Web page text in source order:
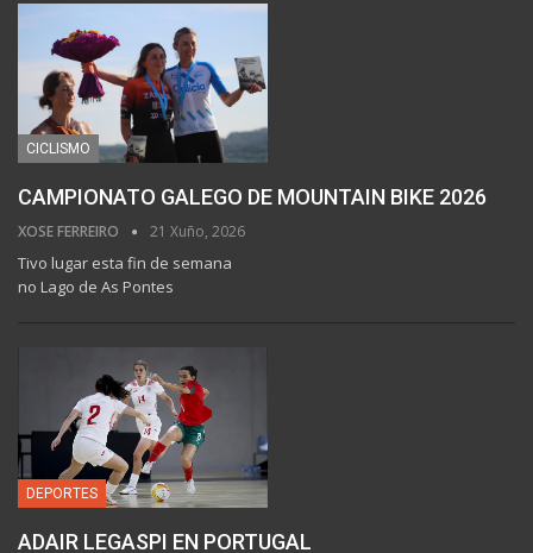
CICLISMO
CAMPIONATO GALEGO DE MOUNTAIN BIKE 2026
XOSE FERREIRO 21 Xuño, 2026
Tivo lugar esta fin de semana
no Lago de As Pontes
DEPORTES
ADAIR LEGASPI EN PORTUGAL